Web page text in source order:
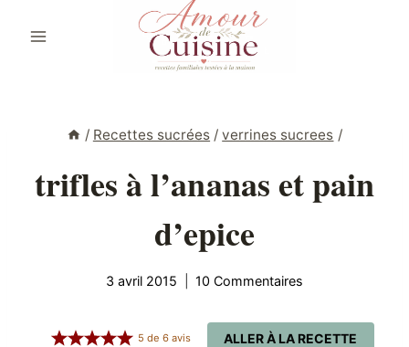
/ Recettes sucrées / verrines sucrees /
trifles à l’ananas et pain
d’epice
3 avril 2015 10 Commentaires
ALLER À LA RECETTE
5 de6 avis